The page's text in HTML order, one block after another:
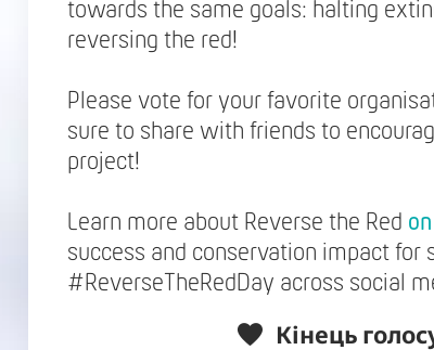
towards the same goals: halting
reversing the red!
Please vote for your favorite
sure to share with friends to
project!
Learn more about Reverse the Red
success and conservation impact for
#ReverseTheRedDay across social
Кінець